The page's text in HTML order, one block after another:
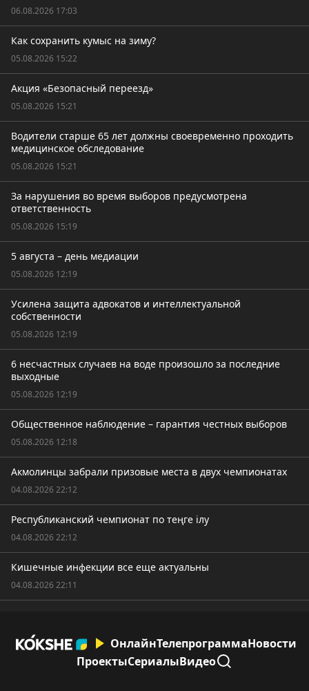
06.08.2026 17:03
Как сохранить кумыс на зиму?
05.08.2026 15:22
Акция «Безопасный переезд»
05.08.2026 15:21
Водители старше 65 лет должны своевременно проходить
медицинское обследование
05.08.2026 15:21
За нарушения во время выборов предусмотрена
ответственность
05.08.2026 15:19
5 августа – день медиации
05.08.2026 12:19
Усилена защита адвокатов и интеллектуальной
собственности
05.08.2026 12:19
6 несчастных случаев на воде произошло за последние
выходные
05.08.2026 12:19
Общественное наблюдение – гарантия честных выборов
05.08.2026 12:18
Акмолинцы забрали призовые места в двух чемпионатах
04.08.2026 22:12
Республиканский чемпионат по теңге ілу
04.08.2026 22:12
Кишечные инфекции все еще актуальны
04.08.2026 22:11
ОнлайнТелепрограммаНовости
ПроектыСериалыВидео